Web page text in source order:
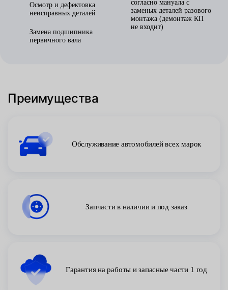
Осмотр и дефектовка
неисправных деталей
Замена подшипника
первичного вала
согласно мануала с
заменых деталей разового
монтажа (демонтаж КП
не входит)
Преимущества
Обслуживание автомобилей всех марок
Запчасти в наличии и под заказ
Гарантия на работы и запасные части 1 год